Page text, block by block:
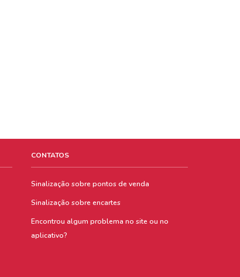
CONTATOS
Sinalização sobre pontos de venda
Sinalização sobre encartes
Encontrou algum problema no site ou no
aplicativo?